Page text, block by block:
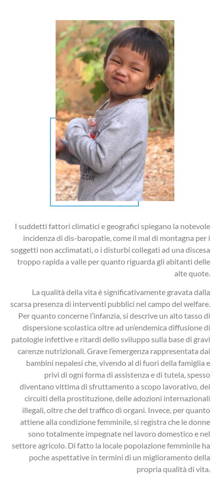
I suddetti fattori climatici e geografici spiegano la notevole
incidenza di dis-baropatie, come il mal di montagna per i
soggetti non acclimatati, o i disturbi collegati ad una discesa
troppo rapida a valle per quanto riguarda gli abitanti delle
alte quote.
La qualità della vita è significativamente gravata dalla
scarsa presenza di interventi pubblici nel campo del welfare.
Per quanto concerne l’infanzia, si descrive un alto tasso di
dispersione scolastica oltre ad un’endemica diffusione di
patologie infettive e ritardi dello sviluppo sulla base di gravi
carenze nutrizionali. Grave l’emergenza rappresentata dai
bambini nepalesi che, vivendo al di fuori della famiglia e
privi di ogni forma di assistenza e di tutela, spesso
diventano vittima di sfruttamento a scopo lavorativo, dei
circuiti della prostituzione, delle adozioni internazionali
illegali, oltre che del traffico di organi. Invece, per quanto
attiene alla condizione femminile, si registra che le donne
sono totalmente impegnate nel lavoro domestico e nel
settore agricolo. Di fatto la locale popolazione femminile ha
poche aspettative in termini di un miglioramento della
propria qualità di vita.